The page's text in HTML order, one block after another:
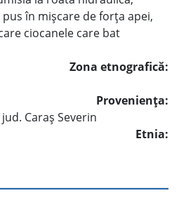
în mişcare de forţa apei,
ciocanele care bat
Zona etnografică:
Provenienţa:
Caraş Severin
Etnia: